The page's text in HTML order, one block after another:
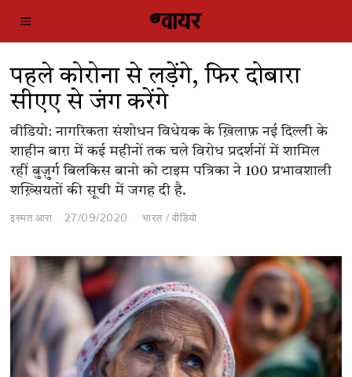
पहले कोरोना से लड़ेंगे, फिर दोबारा
सीएए से जंग करेंगे
वीडियो: नागरिकता संशोधन विधेयक के ख़िलाफ़ नई दिल्ली के
शाहीन बाग़ में कई महीनों तक चले विरोध प्रदर्शनों में शामिल
रहीं बुज़ुर्ग बिलकिस बानो को टाइम पत्रिका ने 100 प्रभावशाली
शख़्सियतों की सूची में जगह दी है.
इस्मत आरा 27/09/2020 भारत / वीडियो